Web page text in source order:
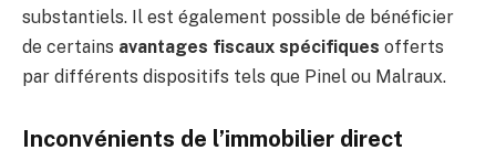
substantiels. Il est également possible de bénéficier
de certains avantages fiscaux spécifiques offerts
par différents dispositifs tels que Pinel ou Malraux.
Inconvénients de l’immobilier direct